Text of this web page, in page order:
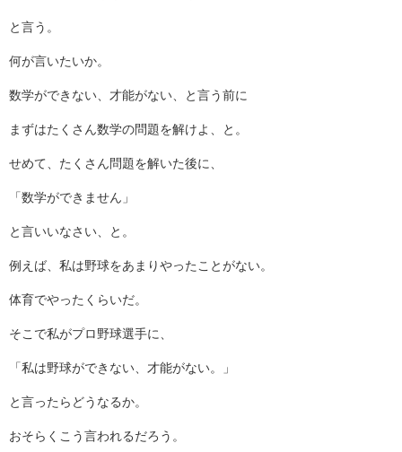
と言う。
何が言いたいか。
数学ができない、才能がない、と言う前に
まずはたくさん数学の問題を解けよ、と。
せめて、たくさん問題を解いた後に、
「数学ができません」
と言いいなさい、と。
例えば、私は野球をあまりやったことがない。
体育でやったくらいだ。
そこで私がプロ野球選手に、
「私は野球ができない、才能がない。」
と言ったらどうなるか。
おそらくこう言われるだろう。